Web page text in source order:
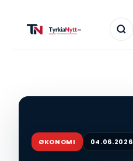
ØKONOMI 04.06.2026